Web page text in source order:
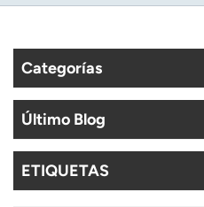
Categorías
Último Blog
ETIQUETAS